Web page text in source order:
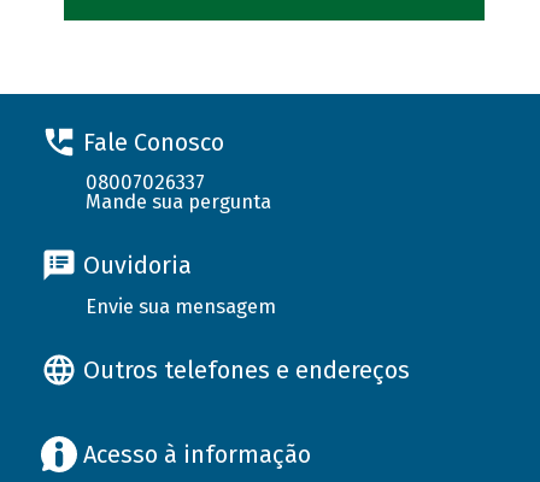
Fale Conosco
08007026337
Mande sua pergunta
Ouvidoria
Envie sua mensagem
Outros telefones e endereços
Acesso à informação